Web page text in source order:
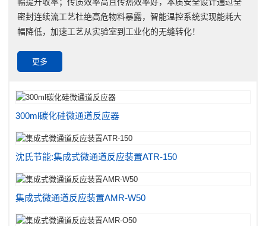
密封连续流工艺杜绝高危物料暴露，智能温控系统实现能耗大
幅降低，加速工艺从实验室到工业化的无缝转化！
更多
300ml碳化硅微通道反应器
沈氏节能:集成式微通道反应装置ATR-150
集成式微通道反应装置AMR-W50